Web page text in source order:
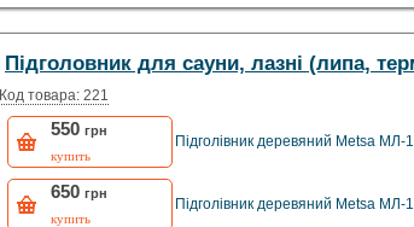
Підголовник для сауни, лазні (липа,
Код товара: 221
550 грн
купить
Підголівник деревяний Metsa МЛ-
650 грн
купить
Підголівник деревяний Metsa